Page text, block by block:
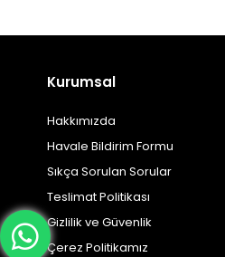
Kurumsal
Hakkımızda
Havale Bildirim Formu
Sıkça Sorulan Sorular
Teslimat Politikası
Gizlilik ve Güvenlik
Çerez Politikamız